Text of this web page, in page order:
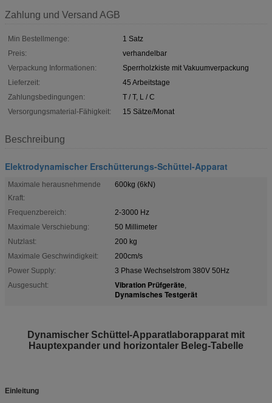
Zahlung und Versand AGB
Min Bestellmenge:
1 Satz
Preis:
verhandelbar
Verpackung Informationen:
Sperrholzkiste mit Vakuumverpackung
Lieferzeit:
45 Arbeitstage
Zahlungsbedingungen:
T / T, L / C
Versorgungsmaterial-Fähigkeit:
15 Sätze/Monat
Beschreibung
Elektrodynamischer Erschütterungs-Schüttel-Apparat
Maximale herausnehmende
Kraft:
600kg (6kN)
Frequenzbereich:
2-3000 Hz
Maximale Verschiebung:
50 Millimeter
Nutzlast:
200 kg
Maximale Geschwindigkeit:
200cm/s
Power Supply:
3 Phase Wechselstrom 380V 50Hz
Ausgesucht:
Vibration Prüfgeräte,
Dynamisches Testgerät
Dynamischer Schüttel-Apparatlaborapparat mit
Hauptexpander und horizontaler Beleg-Tabelle
Einleitung